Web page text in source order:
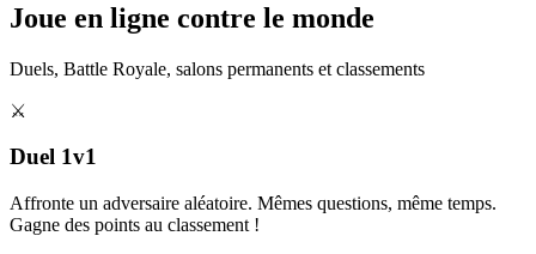
Joue en ligne contre le monde
Duels, Battle Royale, salons permanents et classements
⚔️
Duel 1v1
Affronte un adversaire aléatoire. Mêmes questions, même temps.
Gagne des points au classement !